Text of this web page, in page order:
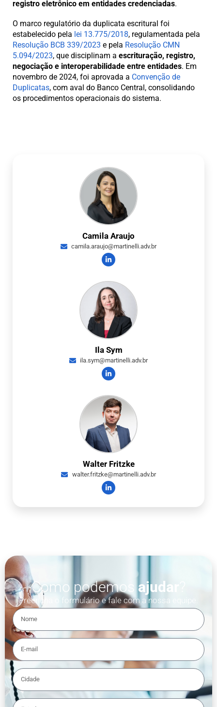
registro eletrônico em entidades credenciadas.
O marco regulatório da duplicata escritural foi
estabelecido pela lei 13.775/2018, regulamentada pela
Resolução BCB 339/2023 e pela Resolução CMN
5.094/2023, que disciplinam a escrituração, registro,
negociação e interoperabilidade entre entidades. Em
novembro de 2024, foi aprovada a Convenção de
Duplicatas, com aval do Banco Central, consolidando
os procedimentos operacionais do sistema.
Camila Araujo
camila.araujo@martinelli.adv.br
Ila Sym
ila.sym@martinelli.adv.br
Walter Fritzke
walter.fritzke@martinelli.adv.br
Como podemos ajudar
Preencha o formulário e fale com a nossa equipe.